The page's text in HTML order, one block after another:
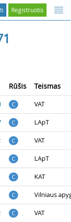
Registruotis
Rūšis Teismas
C VAT
C LApT
C VAT
C LApT
C KAT
C Vilniaus
C VAT